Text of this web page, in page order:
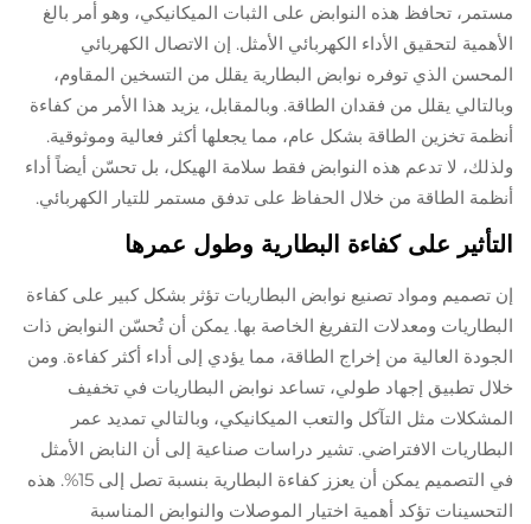
مستمر، تحافظ هذه النوابض على الثبات الميكانيكي، وهو أمر بالغ
الأهمية لتحقيق الأداء الكهربائي الأمثل. إن الاتصال الكهربائي
المحسن الذي توفره نوابض البطارية يقلل من التسخين المقاوم،
وبالتالي يقلل من فقدان الطاقة. وبالمقابل، يزيد هذا الأمر من كفاءة
أنظمة تخزين الطاقة بشكل عام، مما يجعلها أكثر فعالية وموثوقية.
ولذلك، لا تدعم هذه النوابض فقط سلامة الهيكل، بل تحسّن أيضاً أداء
أنظمة الطاقة من خلال الحفاظ على تدفق مستمر للتيار الكهربائي.
التأثير على كفاءة البطارية وطول عمرها
إن تصميم ومواد تصنيع نوابض البطاريات تؤثر بشكل كبير على كفاءة
البطاريات ومعدلات التفريغ الخاصة بها. يمكن أن تُحسّن النوابض ذات
الجودة العالية من إخراج الطاقة، مما يؤدي إلى أداء أكثر كفاءة. ومن
خلال تطبيق إجهاد طولي، تساعد نوابض البطاريات في تخفيف
المشكلات مثل التآكل والتعب الميكانيكي، وبالتالي تمديد عمر
البطاريات الافتراضي. تشير دراسات صناعية إلى أن النابض الأمثل
في التصميم يمكن أن يعزز كفاءة البطارية بنسبة تصل إلى 15%. هذه
التحسينات تؤكد أهمية اختيار الموصلات والنوابض المناسبة